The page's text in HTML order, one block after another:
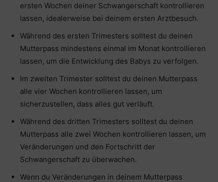
ersten Wochen deiner Schwangerschaft kontrollieren
lassen, idealerweise bei deinem ersten Arztbesuch.
Während des ersten Trimesters solltest du deinen
Mutterpass mindestens einmal im Monat kontrollieren
lassen, um die Entwicklung des Babys zu verfolgen.
Im zweiten Trimester solltest du deinen Mutterpass
alle vier Wochen kontrollieren lassen, um
sicherzustellen, dass alles gut verläuft.
Während des dritten Trimesters solltest du deinen
Mutterpass alle zwei Wochen kontrollieren lassen, um
Veränderungen und den Fortschritt der
Schwangerschaft zu überwachen.
Wenn du Veränderungen in deinem Mutterpass